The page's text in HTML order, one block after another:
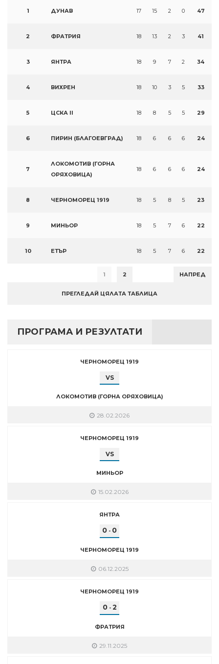
1 ДУНАВ 17 15 2 0 47
2 ФРАТРИЯ 18 13 2 3 41
3 ЯНТРА 18 9 7 2 34
4 ВИХРЕН 18 10 3 5 33
5 ЦСКА II 18 8 5 5 29
6 ПИРИН (БЛАГОЕВГРАД) 18 6 6 6 24
7
ЛОКОМОТИВ (ГОРНА
ОРЯХОВИЦА)
18 6 6 6 24
8 ЧЕРНОМОРЕЦ 1919 18 5 8 5 23
9 МИНЬОР 18 5 7 6 22
10 ЕТЪР 18 5 7 6 22
1 2 НАПРЕД
ПРЕГЛЕДАЙ ЦЯЛАТА ТАБЛИЦА
ПРОГРАМА И РЕЗУЛТАТИ
ЧЕРНОМОРЕЦ 1919
VS
ЛОКОМОТИВ (ГОРНА ОРЯХОВИЦА)
28.02.2026
ЧЕРНОМОРЕЦ 1919
VS
МИНЬОР
15.02.2026
ЯНТРА
0 - 0
ЧЕРНОМОРЕЦ 1919
06.12.2025
ЧЕРНОМОРЕЦ 1919
0- 2
ФРАТРИЯ
29.11.2025